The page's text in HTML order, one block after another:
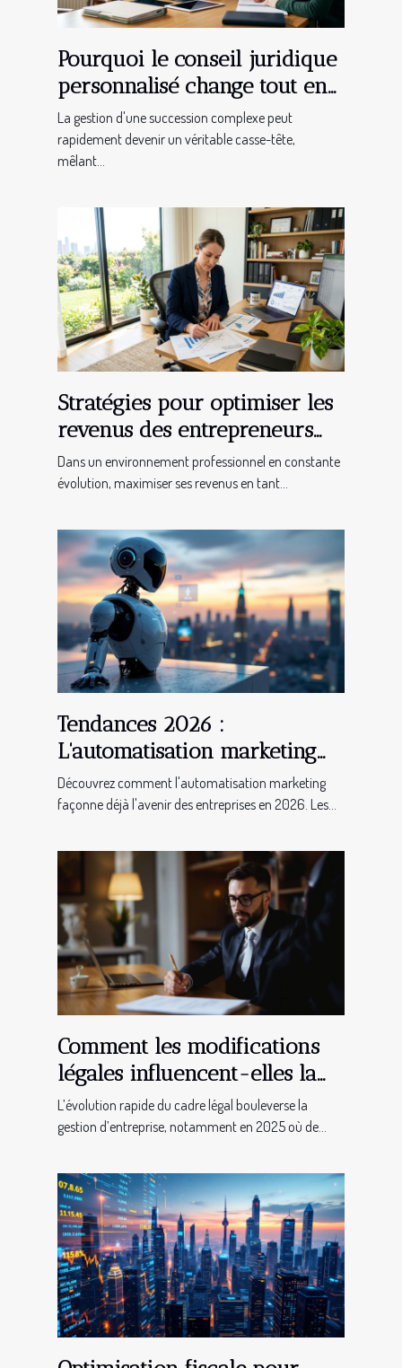
Pourquoi le conseil juridique
personnalisé change tout en
cas de succession complexe
La gestion d'une succession complexe peut
rapidement devenir un véritable casse-tête,
mêlant...
Stratégies pour optimiser les
revenus des entrepreneurs
indépendants
Dans un environnement professionnel en constante
évolution, maximiser ses revenus en tant...
Tendances 2026 :
L'automatisation marketing
pour booster votre entreprise
Découvrez comment l'automatisation marketing
façonne déjà l'avenir des entreprises en 2026. Les...
Comment les modifications
légales influencent-elles la
gestion d'entreprise en 2025 ?
L’évolution rapide du cadre légal bouleverse la
gestion d’entreprise, notamment en 2025 où de...